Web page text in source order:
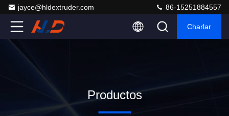
jayce@hldextruder.com 86-15251884557
Charlar
Productos